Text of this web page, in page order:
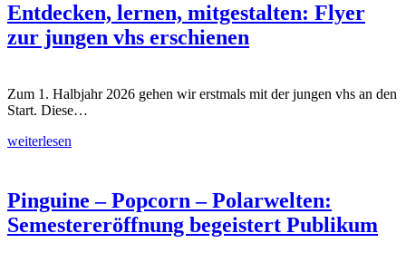
Entdecken, lernen, mitgestalten: Flyer
zur jungen vhs erschienen
Zum 1. Halbjahr 2026 gehen wir erstmals mit der jungen vhs an den
Start. Diese…
weiterlesen
Pinguine – Popcorn – Polarwelten:
Semestereröffnung begeistert Publikum